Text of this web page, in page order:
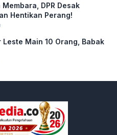
DPR Desak
Hentikan Perang!
Main 10 Orang, Babak